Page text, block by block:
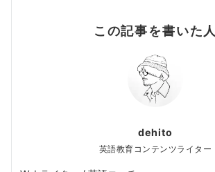
この記事を書いた人
dehito
英語教育コンテンツライター